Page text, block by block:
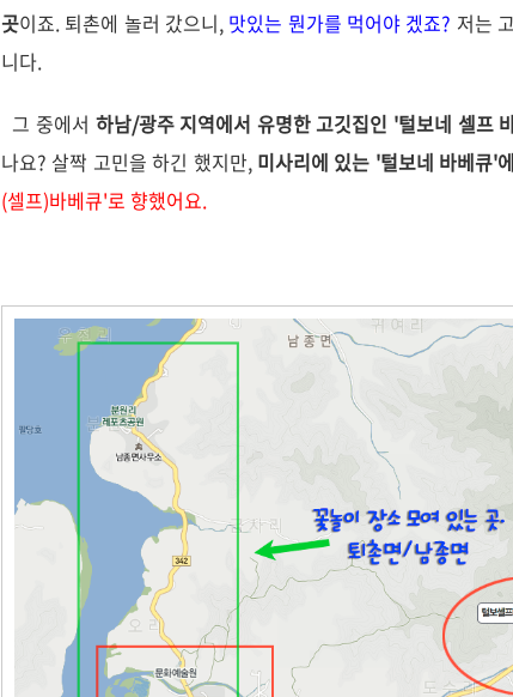
곳이죠. 퇴촌에 놀러 갔으니, 맛있는 뭔가를 먹어야 겠죠? 저는
니다.
그 중에서 하남/광주 지역에서 유명한 고깃집인 '털보네 셀프
나요? 살짝 고민을 하긴 했지만, 미사리에 있는 '털보네 바베큐'
(셀프)바베큐'로 향했어요.